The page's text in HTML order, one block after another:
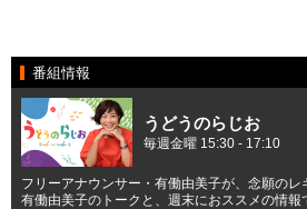
番組情報
うどうのらじお
毎週金曜 15:30 - 17:10
フリーアナウンサー・有働由美子が、念願のレ
有働由美子のトークと、週末におススメの情報